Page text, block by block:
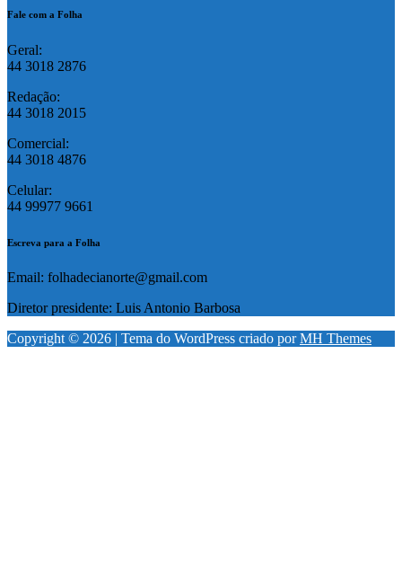
Fale com a Folha
Geral:
44 3018 2876
Redação:
44 3018 2015
Comercial:
44 3018 4876
Celular:
44 99977 9661
Escreva para a Folha
Email: folhadecianorte@gmail.com
Diretor presidente: Luis Antonio Barbosa
Copyright © 2026 | Tema do WordPress criado porMH Themes